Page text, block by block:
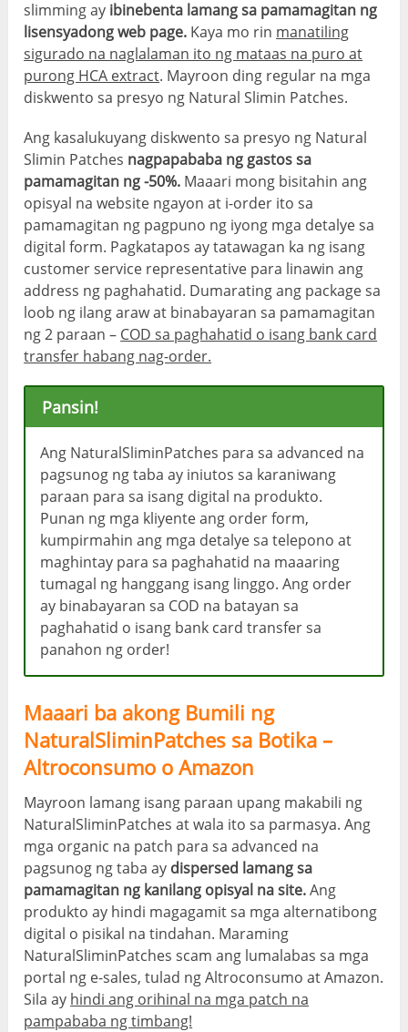
slimming ay ibinebenta lamang sa pamamagitan ng
lisensyadong web page. Kaya mo rin manatiling
sigurado na naglalaman ito ng mataas na puro at
purong HCA extract. Mayroon ding regular na mga
diskwento sa presyo ng Natural Slimin Patches.
Ang kasalukuyang diskwento sa presyo ng Natural
Slimin Patches nagpapababa ng gastos sa
pamamagitan ng -50%. Maaari mong bisitahin ang
opisyal na website ngayon at i-order ito sa
pamamagitan ng pagpuno ng iyong mga detalye sa
digital form. Pagkatapos ay tatawagan ka ng isang
customer service representative para linawin ang
address ng paghahatid. Dumarating ang package sa
loob ng ilang araw at binabayaran sa pamamagitan
ng 2 paraan – COD sa paghahatid o isang bank card
transfer habang nag-order.
Pansin!
Ang NaturalSliminPatches para sa advanced na
pagsunog ng taba ay iniutos sa karaniwang
paraan para sa isang digital na produkto.
Punan ng mga kliyente ang order form,
kumpirmahin ang mga detalye sa telepono at
maghintay para sa paghahatid na maaaring
tumagal ng hanggang isang linggo. Ang order
ay binabayaran sa COD na batayan sa
paghahatid o isang bank card transfer sa
panahon ng order!
Maaari ba akong Bumili ng
NaturalSliminPatches sa Botika –
Altroconsumo o Amazon
Mayroon lamang isang paraan upang makabili ng
NaturalSliminPatches at wala ito sa parmasya. Ang
mga organic na patch para sa advanced na
pagsunog ng taba ay dispersed lamang sa
pamamagitan ng kanilang opisyal na site.Ang
produkto ay hindi magagamit sa mga alternatibong
digital o pisikal na tindahan. Maraming
NaturalSliminPatches scam ang lumalabas sa mga
portal ng e-sales, tulad ng Altroconsumo at Amazon.
Sila ay hindi ang orihinal na mga patch na
pampababa ng timbang!